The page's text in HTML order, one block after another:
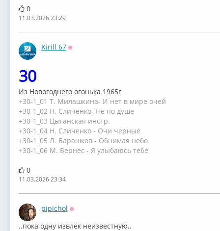
0
11.03.2026 23:29
Kirill 67
30
Из Новогоднего огонька 1965г
+30-1_01 Т. Милашкина- И нет в мире очей
+30-1_02 Н. Сличенко- Не по душе
+30-1_03 Цыганская инстр.
+30-1_04 Н. Сличенко - Очи черные
+30-1_05 Л. Барашков - Обнимая небо
+30-1_06 М. Бернес - Я улыбаюсь тебе
0
11.03.2026 23:34
pipichol
..пока одну извлёк неизвестную..